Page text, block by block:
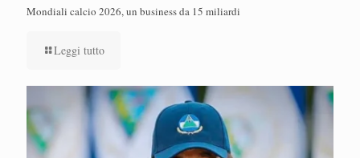
Mondiali calcio 2026, un business da 15 miliardi
Leggi tutto